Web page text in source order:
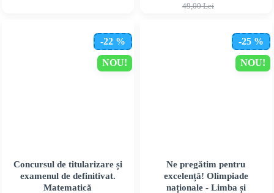
49,00 Lei
NOU!
-22 %
Concursul de titularizare și
examenul de definitivat.
Matematică
NOU!
-25 %
Ne pregătim pentru
excelență! Olimpiade
naționale - Limba și